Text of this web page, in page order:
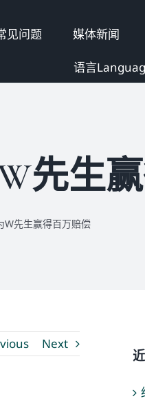
见问题 媒体新闻
语言
先生
W先生赢得百万赔偿
Next